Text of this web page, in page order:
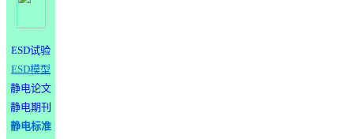
ESD试验
ESD模型
静电论文
静电期刊
静电标准